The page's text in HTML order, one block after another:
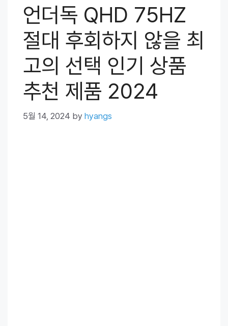
언더독 QHD 75HZ
절대 후회하지 않을 최
고의 선택 인기 상품
추천 제품 2024
5월 14, 2024 by hyangs